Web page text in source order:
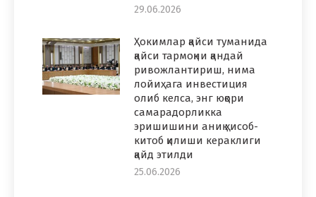
29.06.2026
Ҳокимлар қайси туманида
қайси тармоқни қандай
ривожлантириш, нима
лойиҳага инвестиция
олиб келса, энг юқори
самарадорликка
эришишини аниқ ҳисоб-
китоб қилиши кераклиги
қайд этилди
25.06.2026